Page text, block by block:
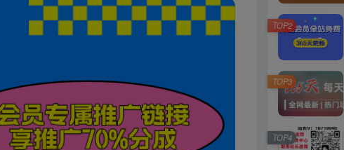
TOP2
TOP3
TOP4